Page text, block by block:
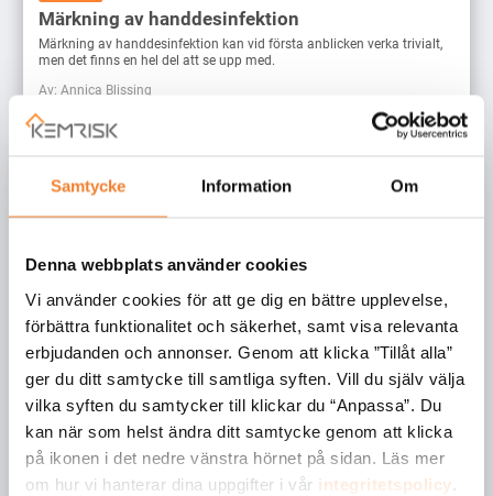
Samtycke Information Om
Denna webbplats använder cookies
Vi använder cookies för att ge dig en bättre upplevelse,
förbättra funktionalitet och säkerhet, samt visa relevanta
erbjudanden och annonser. Genom att klicka ”Tillåt alla”
ger du ditt samtycke till samtliga syften. Vill du själv välja
vilka syften du samtycker till klickar du “Anpassa”. Du
kan när som helst ändra ditt samtycke genom att klicka
på ikonen i det nedre vänstra hörnet på sidan. Läs mer
om hur vi hanterar dina uppgifter i vår integritetspolicy
Märkning av handdesinfektion
Märkning av handdesinfektion kan vid första anblicken verka trivialt,
men det finns en hel del att se upp med.
Av: Annica Blissing
Artiklar
ATP 14: CLP uppdateras
När ATP 14 träder i kraft den 9 mars 2020 innebär det en rad
potentiella förändringar för dig som hanterar kemiska produkter.